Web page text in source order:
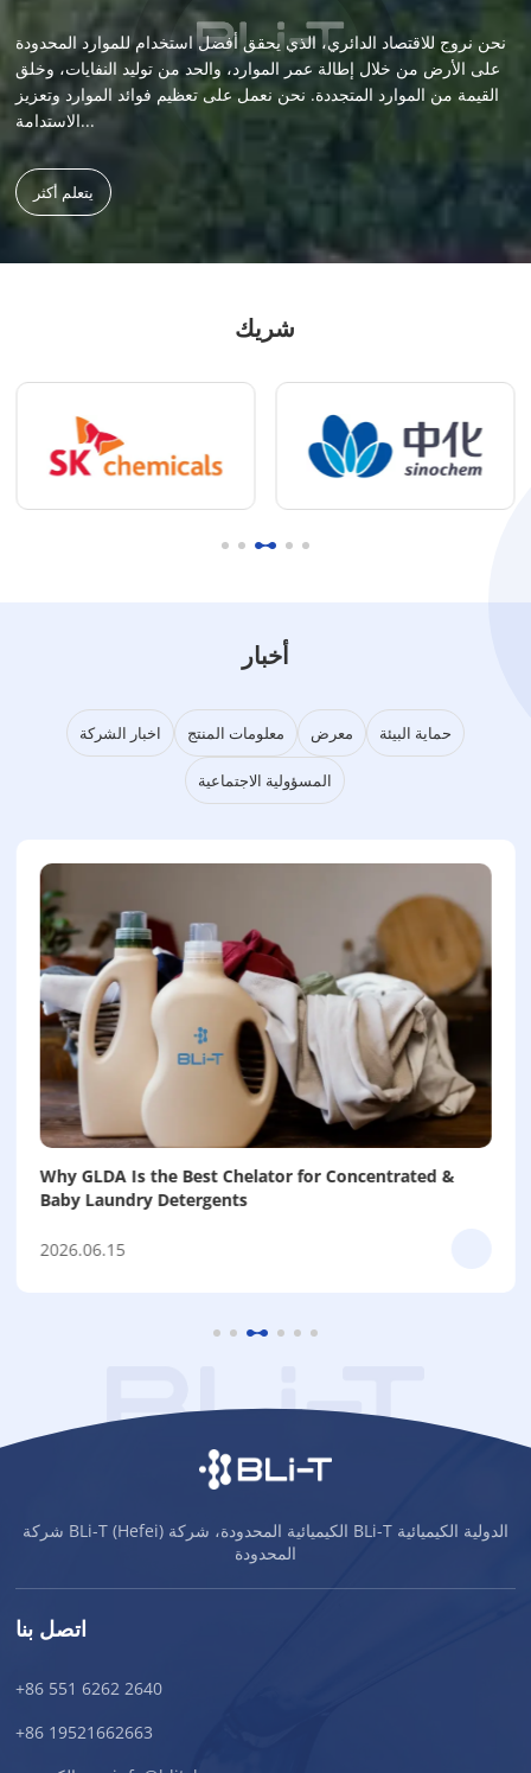
نحن نروج للاقتصاد الدائري، الذي يحقق أفضل استخدام للموارد المحدودة
على الأرض من خلال إطالة عمر الموارد، والحد من توليد النفايات، وخلق
القيمة من الموارد المتجددة. نحن نعمل على تعظيم فوائد الموارد وتعزيز
الاستدامة...
يتعلم أكثر
شريك
أخبار
اخبار الشركة معلومات المنتج معرض حماية البيئة
المسؤولية الاجتماعية
Why GLDA Is the Best Chelator for Concentrated &
Baby Laundry Detergents
2026.06.15
شركة BLi-T (Hefei) الكيميائية المحدودة، شركة BLi-T الدولية الكيميائية
المحدودة
اتصل بنا
+86 551 6262 2640
+86 19521662663